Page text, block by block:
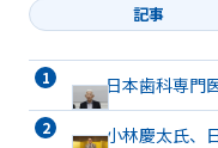
記事
日本歯科専門
小林慶太氏、